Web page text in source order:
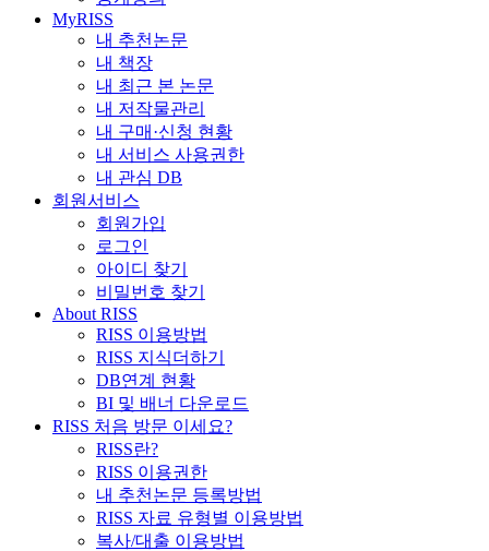
MyRISS
내 추천논문
내 책장
내 최근 본 논문
내 저작물관리
내 구매·신청 현황
내 서비스 사용권한
내 관심 DB
회원서비스
회원가입
로그인
아이디 찾기
비밀번호 찾기
About RISS
RISS 이용방법
RISS 지식더하기
DB연계 현황
BI 및 배너 다운로드
RISS 처음 방문 이세요?
RISS란?
RISS 이용권한
내 추천논문 등록방법
RISS 자료 유형별 이용방법
복사/대출 이용방법